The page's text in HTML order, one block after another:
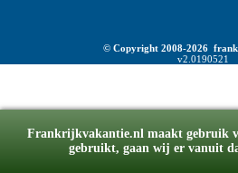
Frankrijkvakantie.nl maakt gebruik
gebruikt, gaan wij er vanuit
© Copyright 2008-2026
v2.0190521